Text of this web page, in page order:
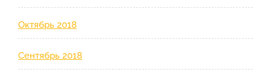
Октябрь 2018
Сентябрь 2018